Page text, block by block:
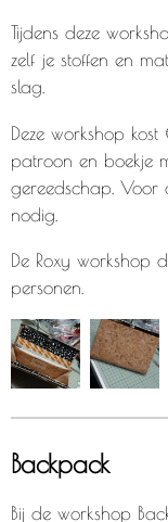
Tijdens deze
zelf je stoffen en
slag.
Deze workshop
patroon en boekje
gereedschap.
nodig.
De Roxy
personen.
Backpack
Bij de workshop